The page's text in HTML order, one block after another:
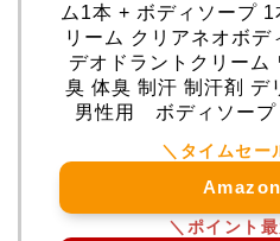
ム1本 + ボディソープ
リーム クリアネオボデ
デオドラントクリーム
臭 体臭 制汗 制汗剤 デ
男性用 ボディソープ